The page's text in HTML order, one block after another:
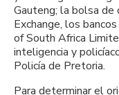
Gauteng; la bolsa de
Exchange, los
of South Africa
inteligencia y
Policía de Pretoria.
Para determinar el